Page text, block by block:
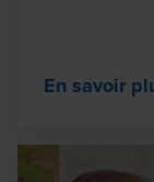
En savoir